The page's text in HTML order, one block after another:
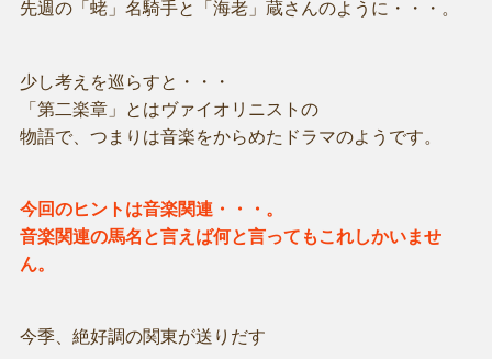
先週の「蛯」名騎手と「海老」蔵さんのように・・・。
少し考えを巡らすと・・・
「第二楽章」とはヴァイオリニストの
物語で、つまりは音楽をからめたドラマのようです。
今回のヒントは音楽関連・・・。
音楽関連の馬名と言えば何と言ってもこれしかいませ
ん。
今季、絶好調の関東が送りだす